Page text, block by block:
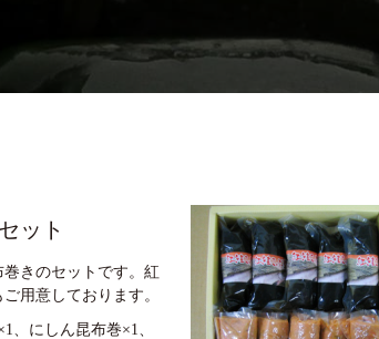
ット
きのセットです。紅
用意しております。
、にしん昆布巻×1、